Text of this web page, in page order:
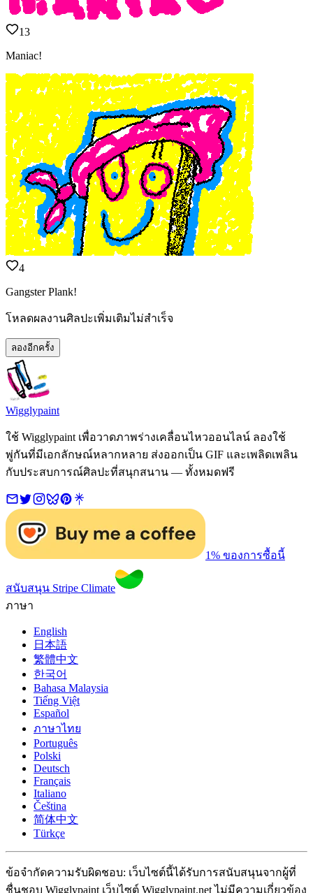
13
Maniac!
4
Gangster Plank!
โหลดผลงานศิลปะเพิ่มเติมไม่สำเร็จ
ลองอีกครั้ง
Wigglypaint
ใช้ Wigglypaint เพื่อวาดภาพร่างเคลื่อนไหวออนไลน์ ลองใช้
พู่กันที่มีเอกลักษณ์หลากหลาย ส่งออกเป็น GIF และเพลิดเพลิน
กับประสบการณ์ศิลปะที่สนุกสนาน — ทั้งหมดฟรี
1% ของการซื้อนี้
สนับสนุน Stripe Climate
ภาษา
English
日本語
繁體中文
한국어
Bahasa Malaysia
Tiếng Việt
Español
ภาษาไทย
Português
Polski
Deutsch
Français
Italiano
Čeština
简体中文
Türkçe
ข้อจำกัดความรับผิดชอบ: เว็บไซต์นี้ได้รับการสนับสนุนจากผู้ที่
ชื่นชอบ Wigglypaint เว็บไซต์ Wigglypaint.net ไม่มีความเกี่ยวข้อง